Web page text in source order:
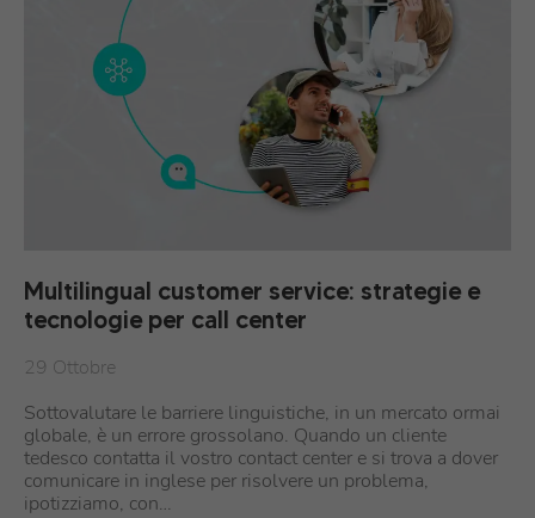
Multilingual customer service: strategie e
tecnologie per call center
29 Ottobre
Sottovalutare le barriere linguistiche, in un mercato ormai
globale, è un errore grossolano. Quando un cliente
tedesco contatta il vostro contact center e si trova a dover
comunicare in inglese per risolvere un problema,
ipotizziamo, con…